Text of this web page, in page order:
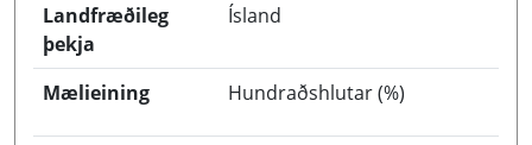
Landfræðileg
þekja
Ísland
Mælieining Hundraðshlutar (%)